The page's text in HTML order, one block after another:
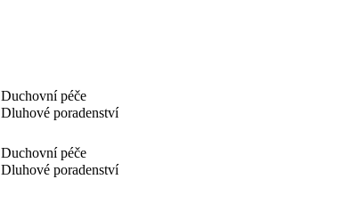
Duchovní péče
Dluhové poradenství
Duchovní péče
Dluhové poradenství